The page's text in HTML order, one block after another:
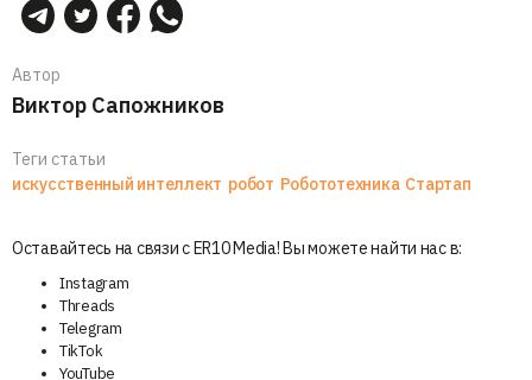
Автор
Виктор Сапожников
Теги статьи
искусственный интеллект робот Робототехника Стартап
Оставайтесь на связи с ER10 Media! Вы можете найти нас в:
Instagram
Threads
Telegram
TikTok
YouTube